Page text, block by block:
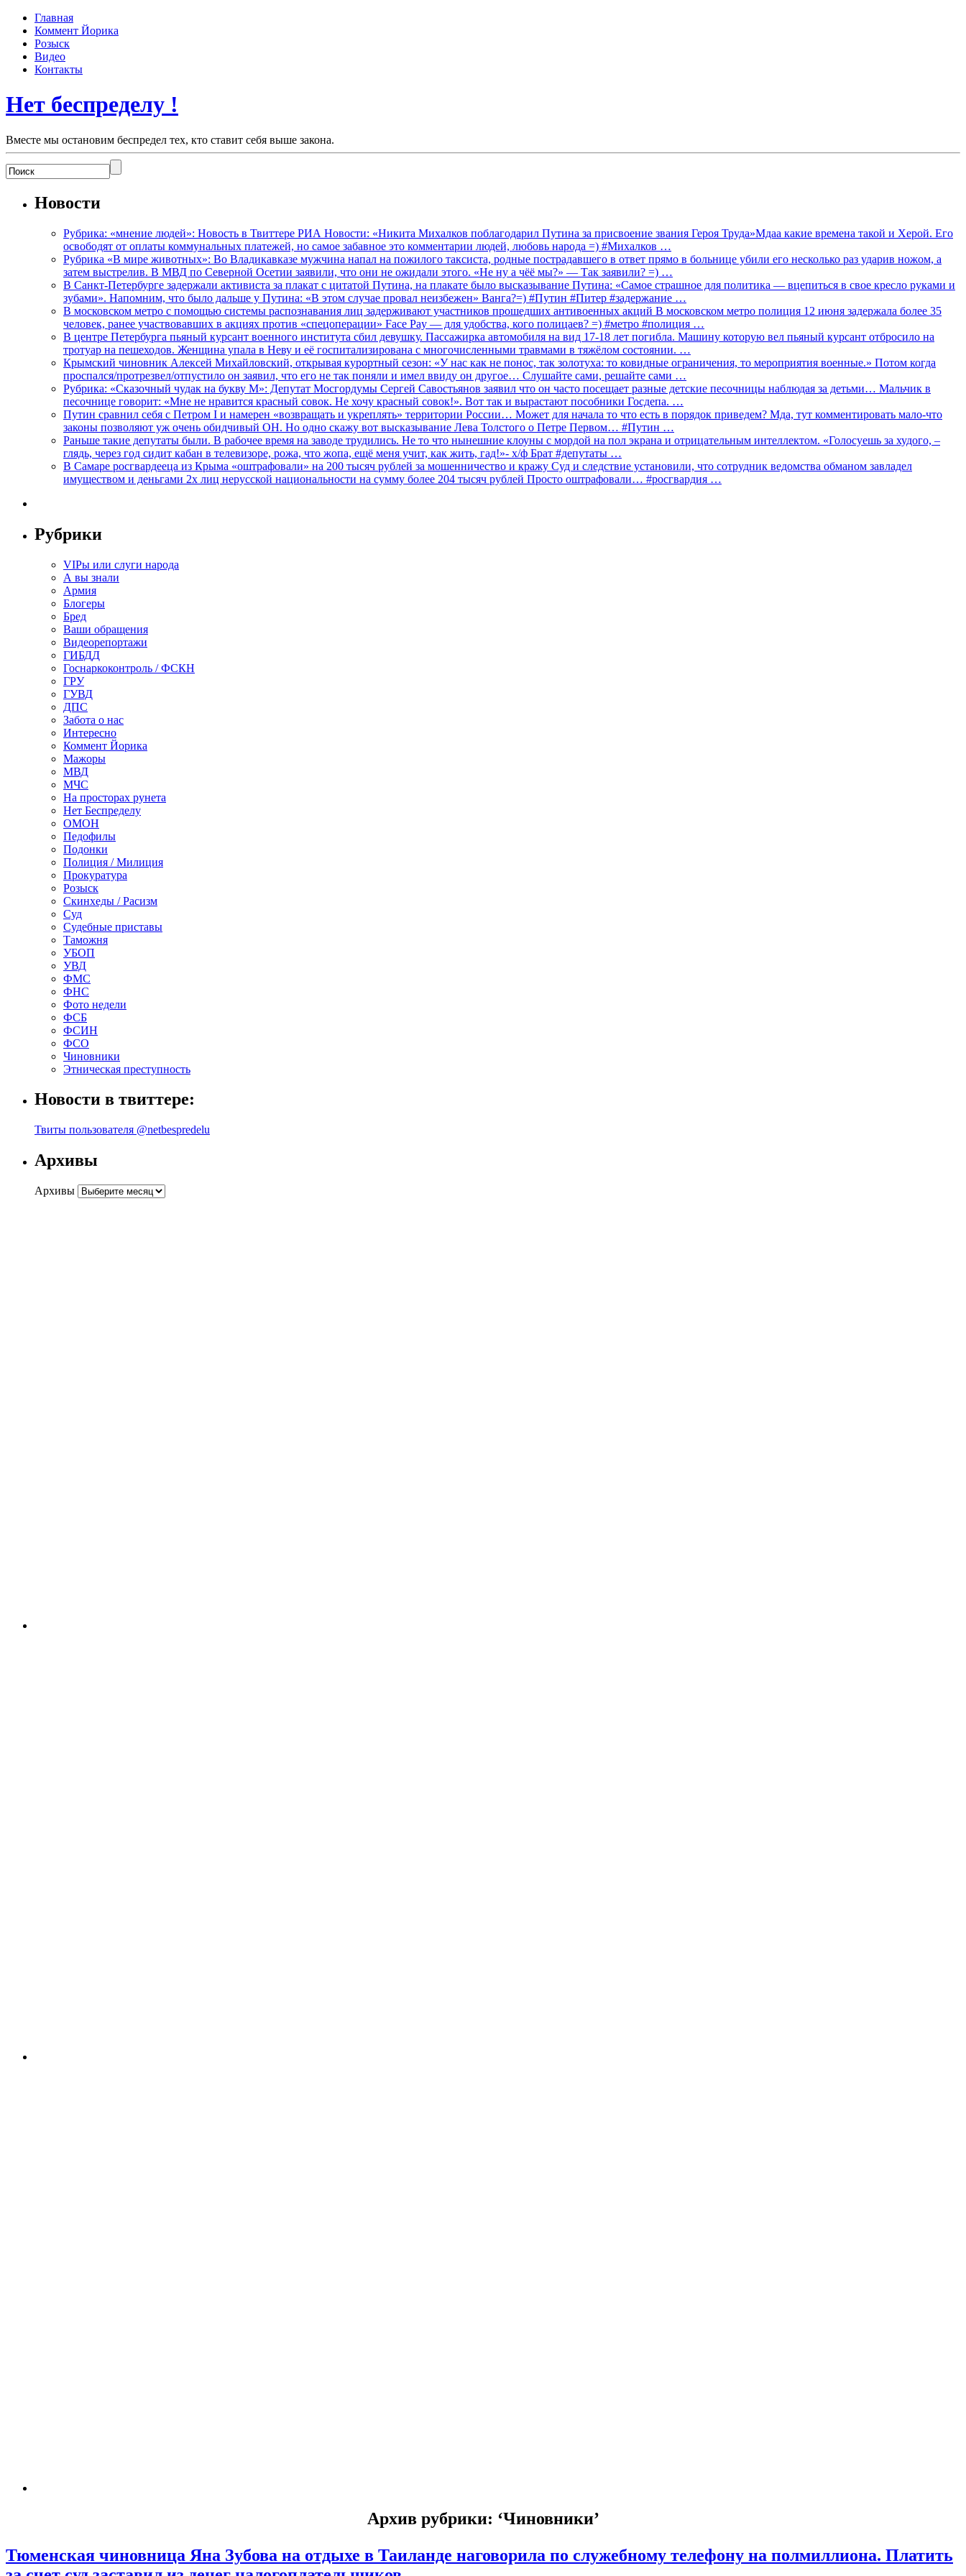
Главная
Коммент Йорика
Розыск
Видео
Контакты
Нет беспределу !
Вместе мы остановим беспредел тех, кто ставит себя выше закона.
Новости
Рубрика: «мнение людей»: Новость в Твиттере РИА Новости: «Никита Михалков поблагодарил Путина за присвоение звания Героя Труда»Мдаа какие времена такой и Херой. Его
освободят от оплаты коммунальных платежей, но самое забавное это комментарии людей, любовь народа =) #Михалков …
Рубрика «В мире животных»: Во Владикавказе мужчина напал на пожилого таксиста, родные пострадавшего в ответ прямо в больнице убили его несколько раз ударив ножом, а
затем выстрелив. В МВД по Северной Осетии заявили, что они не ожидали этого. «Не ну а чёё мы?» — Так заявили? =) …
В Санкт-Петербурге задержали активиста за плакат с цитатой Путина, на плакате было высказывание Путина: «Самое страшное для политика — вцепиться в свое кресло руками и
зубами». Напомним, что было дальше у Путина: «В этом случае провал неизбежен» Ванга?=) #Путин #Питер #задержание …
В московском метро с помощью системы распознавания лиц задерживают участников прошедших антивоенных акций В московском метро полиция 12 июня задержала более 35
человек, ранее участвовавших в акциях против «спецоперации» Face Pay — для удобства, кого полицаев? =) #метро #полиция …
В центре Петербурга пьяный курсант военного института сбил девушку. Пассажирка автомобиля на вид 17-18 лет погибла. Машину которую вел пьяный курсант отбросило на
тротуар на пешеходов. Женщина упала в Неву и её госпитализирована с многочисленными травмами в тяжёлом состоянии. …
Крымский чиновник Алексей Михайловский, открывая курортный сезон: «У нас как не понос, так золотуха: то ковидные ограничения, то мероприятия военные.» Потом когда
проспался/протрезвел/отпустило он заявил, что его не так поняли и имел ввиду он другое… Слушайте сами, решайте сами …
Рубрика: «Сказочный чудак на букву М»: Депутат Мосгордумы Сергей Савостьянов заявил что он часто посещает разные детские песочницы наблюдая за детьми… Мальчик в
песочнице говорит: «Мне не нравится красный совок. Не хочу красный совок!». Вот так и вырастают пособники Госдепа. …
Путин сравнил себя с Петром I и намерен «возвращать и укреплять» территории России… Может для начала то что есть в порядок приведем? Мда, тут комментировать мало-что
законы позволяют уж очень обидчивый ОН. Но одно скажу вот высказывание Лева Толстого о Петре Первом… #Путин …
Раньше такие депутаты были. В рабочее время на заводе трудились. Не то что нынешние клоуны с мордой на пол экрана и отрицательным интеллектом. «Голосуешь за худого, –
глядь, через год сидит кабан в телевизоре, рожа, что жопа, ещё меня учит, как жить, гад!»- х/ф Брат #депутаты …
В Самаре росгвардееца из Крыма «оштрафовали» на 200 тысяч рублей за мошенничество и кражу Суд и следствие установили, что сотрудник ведомства обманом завладел
имуществом и деньгами 2х лиц нерусской национальности на сумму более 204 тысяч рублей Просто оштрафовали… #росгвардия …
Рубрики
VIPы или слуги народа
А вы знали
Армия
Блогеры
Бред
Ваши обращения
Видеорепортажи
ГИБДД
Госнаркоконтроль / ФСКН
ГРУ
ГУВД
ДПС
Забота о нас
Интересно
Коммент Йорика
Мажоры
МВД
МЧС
На просторах рунета
Нет Беспределу
ОМОН
Педофилы
Подонки
Полиция / Милиция
Прокуратура
Розыск
Скинхеды / Расизм
Суд
Судебные приставы
Таможня
УБОП
УВД
ФМС
ФНС
Фото недели
ФСБ
ФСИН
ФСО
Чиновники
Этническая преступность
Новости в твиттере:
Твиты пользователя @netbespredelu
Архивы
Архивы
Архив рубрики: ‘Чиновники’
Тюменская чиновница Яна Зубова на отдыхе в Таиланде наговорила по служебному телефону на полмиллиона. Платить